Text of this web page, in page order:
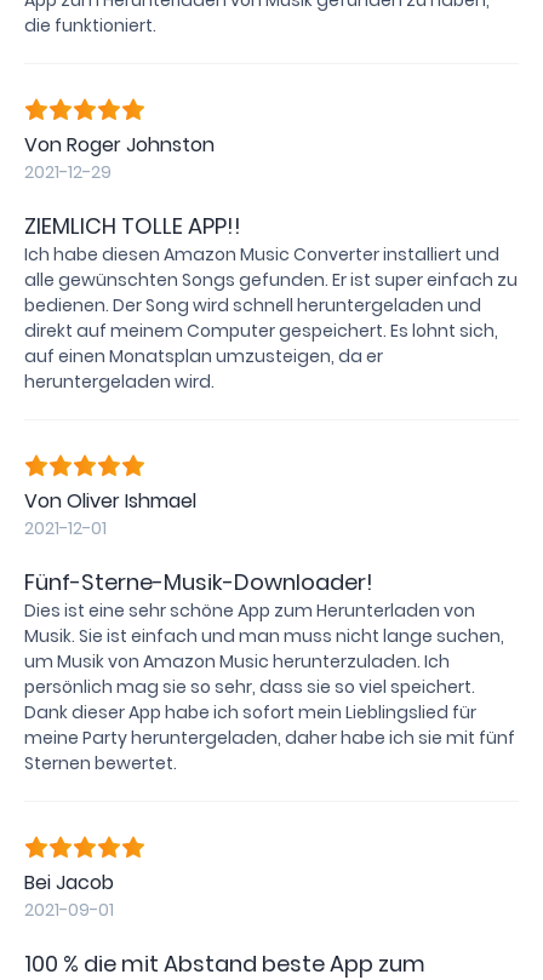
die funktioniert.
Von Roger Johnston
2021-12-29
ZIEMLICH TOLLE APP!!
Ich habe diesen Amazon Music Converter installiert und
alle gewünschten Songs gefunden. Er ist super einfach zu
bedienen. Der Song wird schnell heruntergeladen und
direkt auf meinem Computer gespeichert. Es lohnt sich,
auf einen Monatsplan umzusteigen, da er
heruntergeladen wird.
Von Oliver Ishmael
2021-12-01
Fünf-Sterne-Musik-Downloader!
Dies ist eine sehr schöne App zum Herunterladen von
Musik. Sie ist einfach und man muss nicht lange suchen,
um Musik von Amazon Music herunterzuladen. Ich
persönlich mag sie so sehr, dass sie so viel speichert.
Dank dieser App habe ich sofort mein Lieblingslied für
meine Party heruntergeladen, daher habe ich sie mit fünf
Sternen bewertet.
Bei Jacob
2021-09-01
100 % die mit Abstand beste App zum